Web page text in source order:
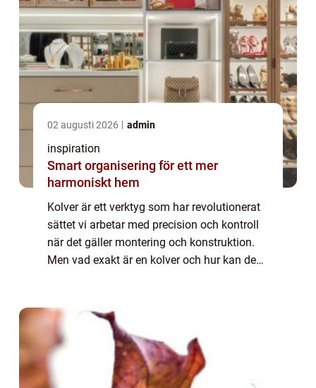
02 augusti 2026 admin
inspiration
Smart organisering för ett mer
harmoniskt hem
Kolver är ett verktyg som har revolutionerat
sättet vi arbetar med precision och kontroll
när det gäller montering och konstruktion.
Men vad exakt är en kolver och hur kan den